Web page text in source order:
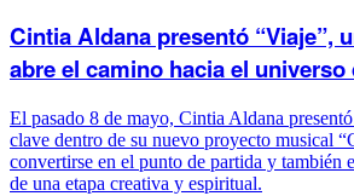
Cintia Aldana presentó “Viaje”,
abre el camino hacia el universo
El pasado 8 de mayo, Cintia Aldana
clave dentro de su nuevo proyecto musical
convertirse en el punto de partida y también
de una etapa creativa y espiritual.